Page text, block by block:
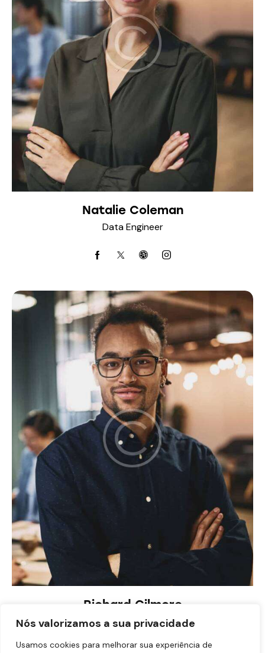
Nós valorizamos a sua privacidade
Usamos cookies para melhorar sua experiência de
Natalie Coleman
Data Engineer
Richard Gilmore
Data Architect